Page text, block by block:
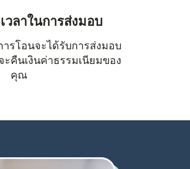
วลาในการส่งมอบ
รโอนจะได้รับการส่งมอบ
ะคืนเงินค่าธรรมเนียมของ
คุณ